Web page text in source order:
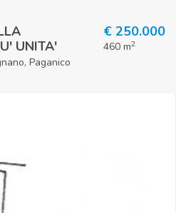
UNITA'
Paganico
€ 250.000
460 m2